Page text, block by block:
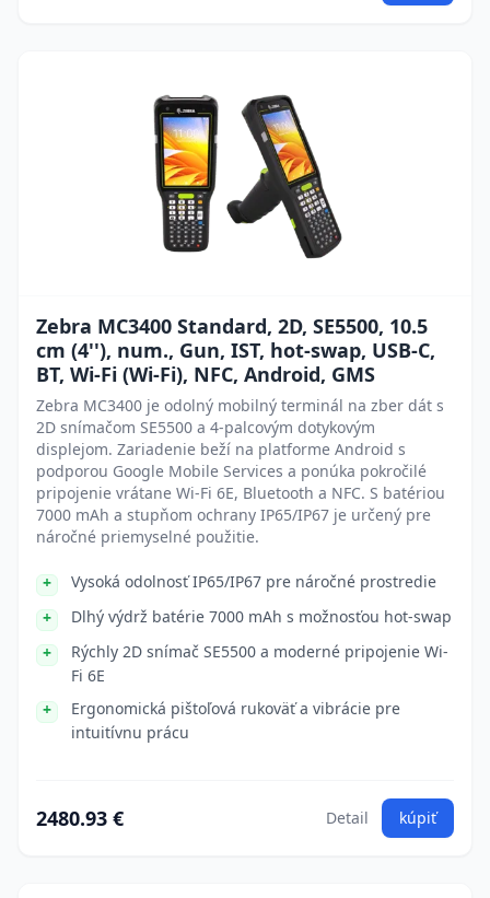
Zebra MC3400 Standard, 2D, SE5500, 10.5
cm (4''), num., Gun, IST, hot-swap, USB-C,
BT, Wi-Fi (Wi-Fi), NFC, Android, GMS
Zebra MC3400 je odolný mobilný terminál na zber dát s
2D snímačom SE5500 a 4-palcovým dotykovým
displejom. Zariadenie beží na platforme Android s
podporou Google Mobile Services a ponúka pokročilé
pripojenie vrátane Wi-Fi 6E, Bluetooth a NFC. S batériou
7000 mAh a stupňom ochrany IP65/IP67 je určený pre
náročné priemyselné použitie.
Vysoká odolnosť IP65/IP67 pre náročné prostredie
Dlhý výdrž batérie 7000 mAh s možnosťou hot-swap
Rýchly 2D snímač SE5500 a moderné pripojenie Wi-
Fi 6E
Ergonomická pištoľová rukoväť a vibrácie pre
intuitívnu prácu
2480.93 € Detail kúpiť